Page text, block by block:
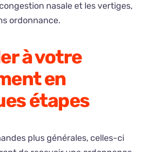
nasale et les vertiges,
ordonnance.
à votre
en
étapes
plus générales, celles-ci